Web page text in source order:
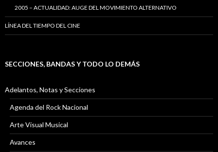
2005 – ACTUALIDAD: AUGE DEL MOVIMIENTO ALTERNATIVO
LÍNEA DEL TIEMPO DEL CINE
SECCIONES, BANDAS Y TODO LO DEMÁS
Adelantos, Notas y Secciones
Agenda del Rock Nacional
Arte Visual Musical
Avances